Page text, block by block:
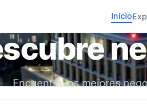
Inicio
Encuentra los mejores
comunidad. Conecta con